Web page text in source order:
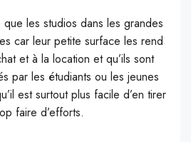
les studios dans les grandes
car leur petite surface les rend
et à la location et qu’ils sont
par les étudiants ou les jeunes
est surtout plus facile d’en tirer
faire d’efforts.